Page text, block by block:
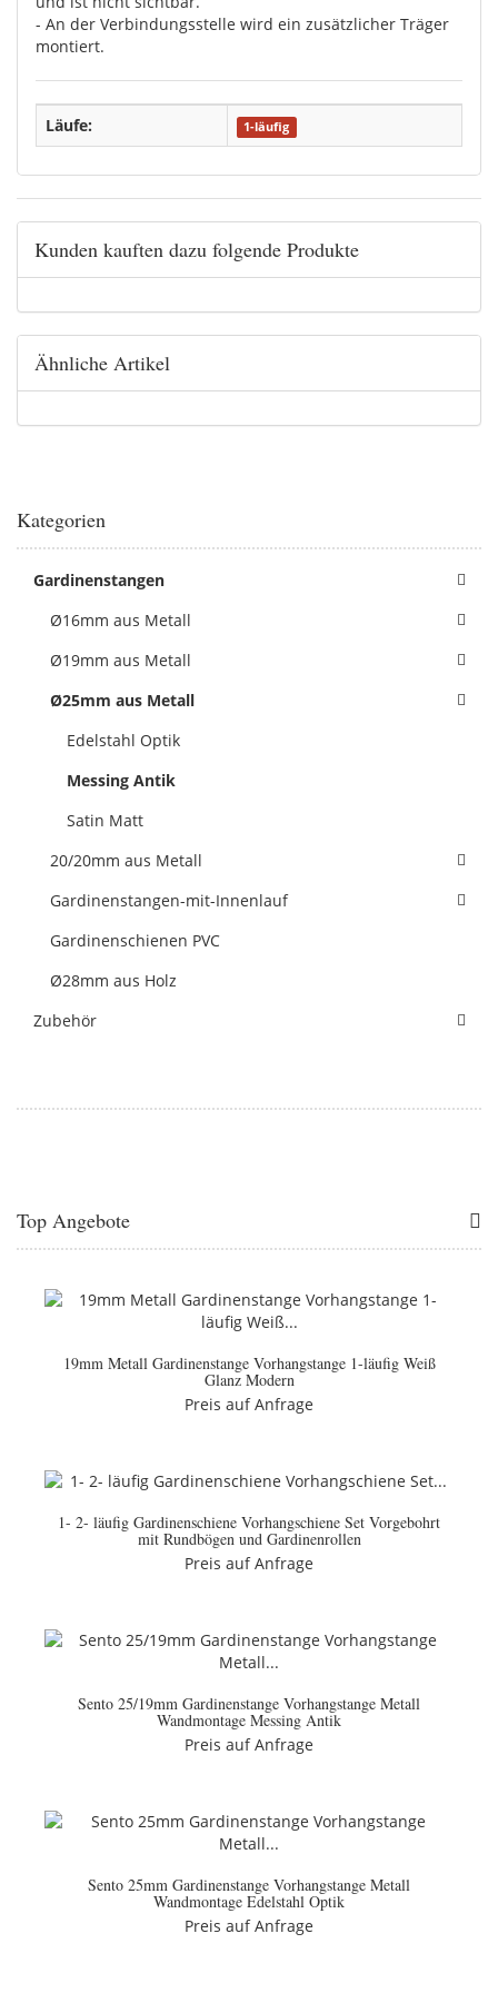
- An der Verbindungsstelle wird ein zusätzlicher Träger
montiert.
Läufe: 1-läufig
Kunden kauften dazu folgende Produkte
Ähnliche Artikel
Kategorien
Gardinenstangen
Ø16mm aus Metall
Ø19mm aus Metall
Ø25mm aus Metall
Edelstahl Optik
Messing Antik
Satin Matt
20/20mm aus Metall
Gardinenstangen-mit-Innenlauf
Gardinenschienen PVC
Ø28mm aus Holz
Zubehör
Top Angebote
19mm Metall Gardinenstange Vorhangstange 1-läufig Weiß
Glanz Modern
Preis auf Anfrage
1- 2- läufig Gardinenschiene Vorhangschiene Set Vorgebohrt
mit Rundbögen und Gardinenrollen
Preis auf Anfrage
Sento 25/19mm Gardinenstange Vorhangstange Metall
Wandmontage Messing Antik
Preis auf Anfrage
Sento 25mm Gardinenstange Vorhangstange Metall
Wandmontage Edelstahl Optik
Preis auf Anfrage